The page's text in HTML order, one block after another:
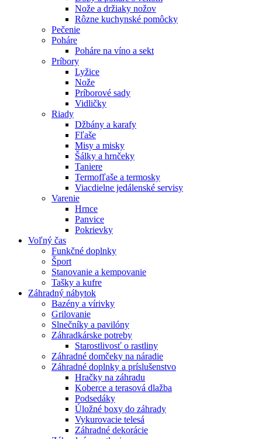
Nože a držiaky nožov
Rôzne kuchynské pomôcky
Pečenie
Poháre
Poháre na víno a sekt
Príbory
Lyžice
Nože
Príborové sady
Vidličky
Riady
Džbány a karafy
Fľaše
Misy a misky
Šálky a hrnčeky
Taniere
Termofľaše a termosky
Viacdielne jedálenské servisy
Varenie
Hrnce
Panvice
Pokrievky
Voľný čas
Funkčné doplnky
Šport
Stanovanie a kempovanie
Tašky a kufre
Záhradný nábytok
Bazény a vírivky
Grilovanie
Slnečníky a pavilóny
Záhradkárske potreby
Starostlivosť o rastliny
Záhradné domčeky na náradie
Záhradné doplnky a príslušenstvo
Hračky na záhradu
Koberce a terasová dlažba
Podsedáky
Úložné boxy do záhrady
Vykurovacie telesá
Záhradné dekorácie